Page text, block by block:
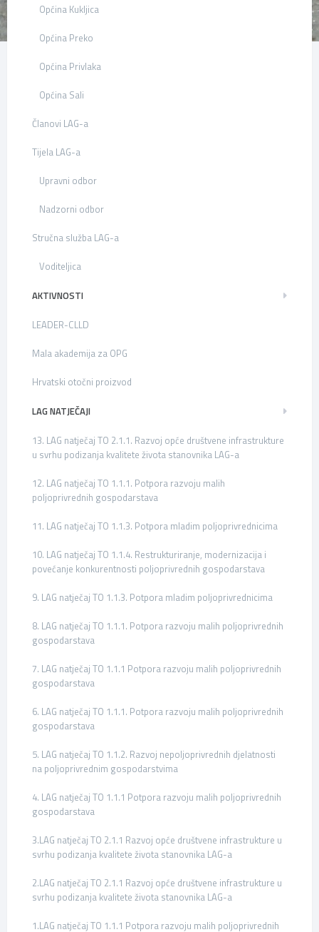
Općina Kukljica
Općina Preko
Općina Privlaka
Općina Sali
Članovi LAG-a
Tijela LAG-a
Upravni odbor
Nadzorni odbor
Stručna služba LAG-a
Voditeljica
AKTIVNOSTI
LEADER-CLLD
Mala akademija za OPG
Hrvatski otočni proizvod
LAG NATJEČAJI
13. LAG natječaj TO 2.1.1. Razvoj opće društvene infrastrukture
u svrhu podizanja kvalitete života stanovnika LAG-a
12. LAG natječaj TO 1.1.1. Potpora razvoju malih
poljoprivrednih gospodarstava
11. LAG natječaj TO 1.1.3. Potpora mladim poljoprivrednicima
10. LAG natječaj TO 1.1.4. Restrukturiranje, modernizacija i
povećanje konkurentnosti poljoprivrednih gospodarstava
9. LAG natječaj TO 1.1.3. Potpora mladim poljoprivrednicima
8. LAG natječaj TO 1.1.1. Potpora razvoju malih poljoprivrednih
gospodarstava
7. LAG natječaj TO 1.1.1 Potpora razvoju malih poljoprivrednih
gospodarstava
6. LAG natječaj TO 1.1.1. Potpora razvoju malih poljoprivrednih
gospodarstava
5. LAG natječaj TO 1.1.2. Razvoj nepoljoprivrednih djelatnosti
na poljoprivrednim gospodarstvima
4. LAG natječaj TO 1.1.1 Potpora razvoju malih poljoprivrednih
gospodarstava
3.LAG natječaj TO 2.1.1 Razvoj opće društvene infrastrukture u
svrhu podizanja kvalitete života stanovnika LAG-a
2.LAG natječaj TO 2.1.1 Razvoj opće društvene infrastrukture u
svrhu podizanja kvalitete života stanovnika LAG-a
1.LAG natječaj TO 1.1.1 Potpora razvoju malih poljoprivrednih